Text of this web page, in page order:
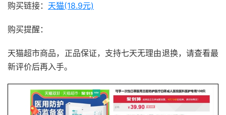
购买链接： 天猫(18.9元)
购买提醒：
天猫超市商品，正品保证，支持七天无理由退换，请查看最
新评价后再入手。